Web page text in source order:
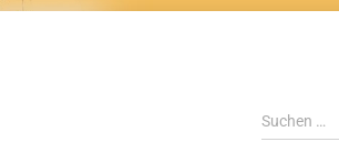
Suchen …